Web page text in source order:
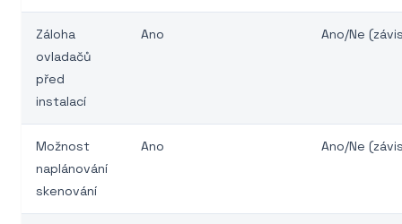
Záloha
ovladačů
před
instalací
Ano Ano/Ne
Možnost
naplánování
skenování
Ano Ano/Ne